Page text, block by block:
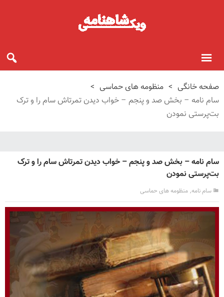
صفحه خانگی > منظومه های حماسی >
سام نامه – بخش صد و پنجم – خواب دیدن تمرتاش سام را و ترک
بت‌پرستی نمودن
سام نامه – بخش صد و پنجم – خواب دیدن تمرتاش سام را و ترک
بت‌پرستی نمودن
سام نامه, منظومه های حماسی